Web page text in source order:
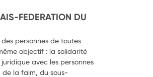
FEDERATION DU
personnes de toutes
objectif : la solidarité
avec les personnes
de la faim, du sous-